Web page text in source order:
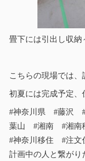
畳下には引出し収納
こちらの現場では、
初夏には完成予定、
#神奈川県 #藤沢
葉山 #湘南 #湘南
#神奈川移住 #注文
計画中の人と繋がり